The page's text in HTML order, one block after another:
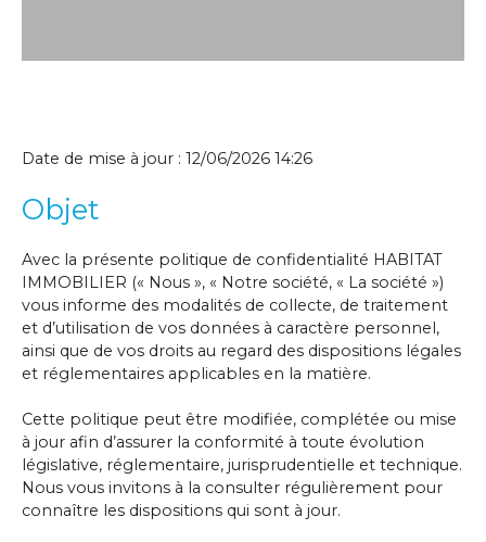
Date de mise à jour : 12/06/2026 14:26
Objet
Avec la présente politique de confidentialité HABITAT
IMMOBILIER (« Nous », « Notre société, « La société »)
vous informe des modalités de collecte, de traitement
et d’utilisation de vos données à caractère personnel,
ainsi que de vos droits au regard des dispositions légales
et réglementaires applicables en la matière.
Cette politique peut être modifiée, complétée ou mise
à jour afin d’assurer la conformité à toute évolution
législative, réglementaire, jurisprudentielle et technique.
Nous vous invitons à la consulter régulièrement pour
connaître les dispositions qui sont à jour.